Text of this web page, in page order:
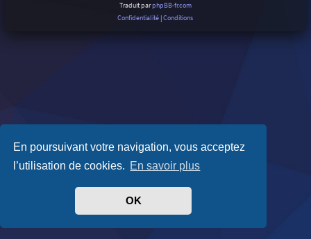
En poursuivant votre navigation, vous acceptez
l’utilisation de cookies. En savoir plus
OK
Traduit parphpBB-fr.com
Confidentialité |Conditions